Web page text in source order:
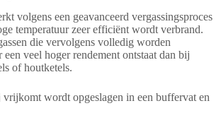
volgens een geavanceerd vergassingsproces
temperatuur zeer efficiënt wordt verbrand.
die vervolgens volledig worden
veel hoger rendement ontstaat dan bij
of houtketels.
wordt opgeslagen in een buffervat en